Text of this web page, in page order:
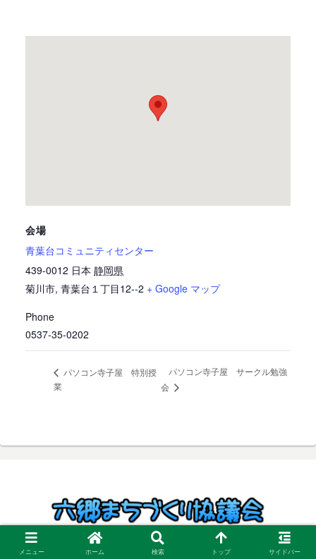
会場
青葉台コミュニティセンター
439-0012 日本 静岡県
菊川市, 青葉台１丁目12--2 + Google マップ
Phone
0537-35-0202
パソコン寺子屋 特別授
業
パソコン寺子屋 サークル勉強
会
© 2019 六郷まちづくり協議会.
メニュー ホーム 検索 トップ サイドバー